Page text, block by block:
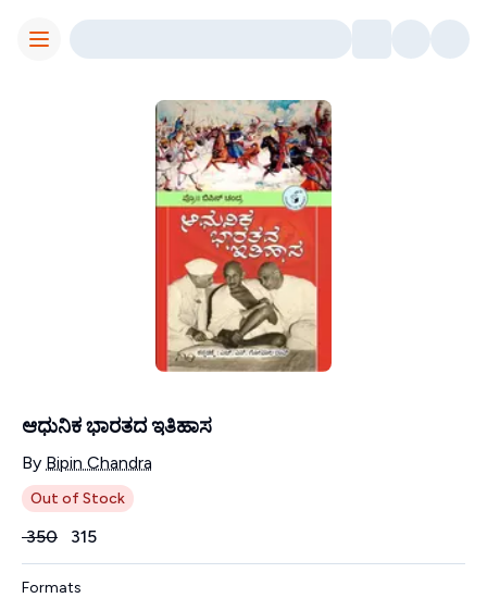
Toggle Menu
ಆಧುನಿಕ ಭಾರತದ ಇತಿಹಾಸ
Contributors
By Bipin Chandra
Out of Stock
Price
₹350 315
Formats